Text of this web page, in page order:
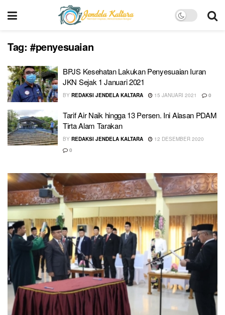
Tag: #penyesuaian
BPJS Kesehatan Lakukan Penyesuaian Iuran
JKN Sejak 1 Januari 2021
BY REDAKSI JENDELA KALTARA 15 JANUARI 2021 0
Tarif Air Naik hingga 13 Persen. Ini Alasan PDAM
Tirta Alam Tarakan
BY REDAKSI JENDELA KALTARA
12 DESEMBER 2020
0